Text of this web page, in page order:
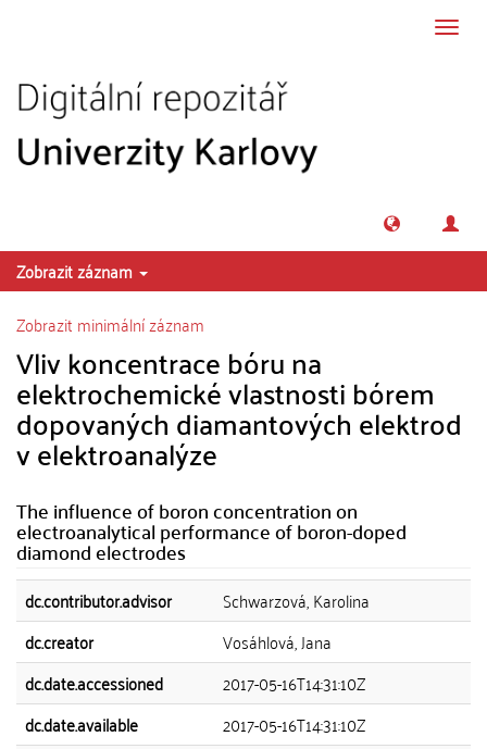
Zobrazit záznam
Zobrazit minimální záznam
Vliv koncentrace bóru na
elektrochemické vlastnosti bórem
dopovaných diamantových elektrod
v elektroanalýze
The influence of boron concentration on
electroanalytical performance of boron-doped
diamond electrodes
dc.contributor.advisor
Schwarzová, Karolina
dc.creator
Vosáhlová, Jana
dc.date.accessioned
2017-05-16T14:31:10Z
dc.date.available
2017-05-16T14:31:10Z